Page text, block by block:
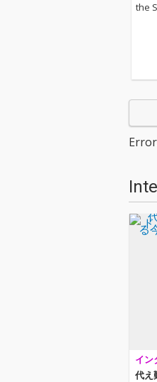
the
イン
代え